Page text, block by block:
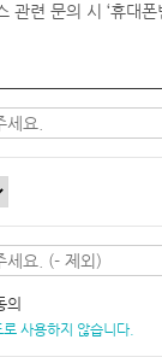
관련 문의 시 ‘휴대
의
사용하지 않습니다.